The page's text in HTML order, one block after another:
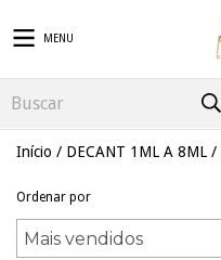
MENU
Início / DECANT 1ML A 8ML /
Ordenar por